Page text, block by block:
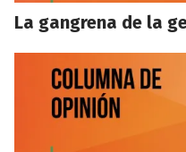
La gangrena de la